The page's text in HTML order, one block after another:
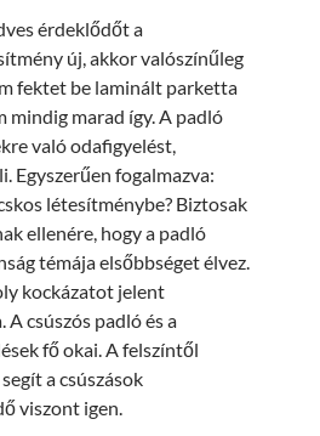
érdeklődőt a
új, akkor valószínűleg
fektet be laminált parketta
mindig marad így. A padló
való odafigyelést,
Egyszerűen fogalmazva:
létesítménybe? Biztosak
ellenére, hogy a padló
témája elsőbbséget élvez.
kockázatot jelent
csúszós padló és a
fő okai. A felszíntől
a csúszások
viszont igen.